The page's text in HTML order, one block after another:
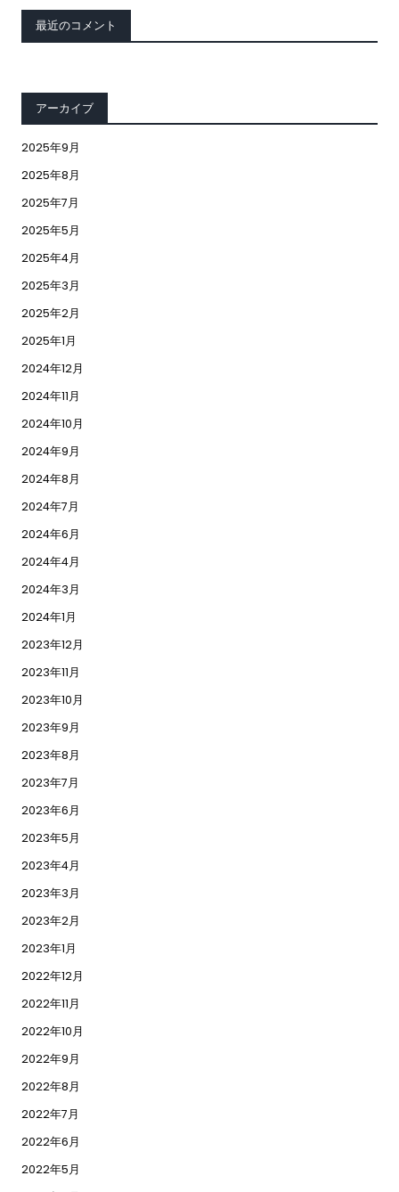
最近のコメント
アーカイブ
2025年9月
2025年8月
2025年7月
2025年5月
2025年4月
2025年3月
2025年2月
2025年1月
2024年12月
2024年11月
2024年10月
2024年9月
2024年8月
2024年7月
2024年6月
2024年4月
2024年3月
2024年1月
2023年12月
2023年11月
2023年10月
2023年9月
2023年8月
2023年7月
2023年6月
2023年5月
2023年4月
2023年3月
2023年2月
2023年1月
2022年12月
2022年11月
2022年10月
2022年9月
2022年8月
2022年7月
2022年6月
2022年5月